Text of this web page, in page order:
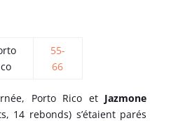
55-
66
Porto Rico et Jazmone
14 rebonds) s’étaient parés